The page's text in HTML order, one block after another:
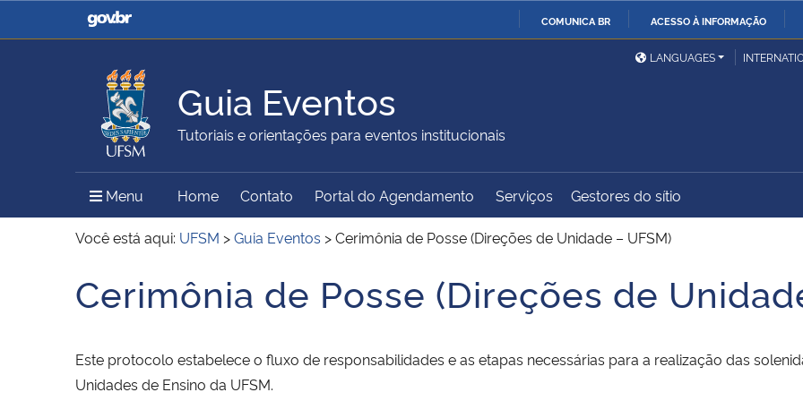
COMUNICA BR ACESSO À INFORMAÇÃO
Casa Civil
Ministério da Justiça e
Ministério da Defesa
Ministério das Relações
Exteriores
Ministério da Agricultura,
Pecuária e Abastecimento
Ministério da Educação
Ministério do Meio Ambiente Ministério do Turismo
Ministério do
Desenvolvimento Regional
Controladoria-Geral da
União
Secretaria de Governo
Gabinete de Segurança
Advocacia-Geral da União Banco Central do Brasil
LANGUAGES
Guia Eventos
Tutoriais e orientações para eventos institucionais
Menu Menu Principal do Sítio
Home Contato Portal do Agendamento Serviços Gestores do sítio
Você está aqui: UFSM >Guia Eventos >Cerimônia de Posse (Direções de Unidade – UFSM)
Início do conteúdo
Cerimônia de Posse (Direções de
Este protocolo estabelece o fluxo de responsabilidades e as etapas necessárias para a realização das
Unidades de Ensino da UFSM.